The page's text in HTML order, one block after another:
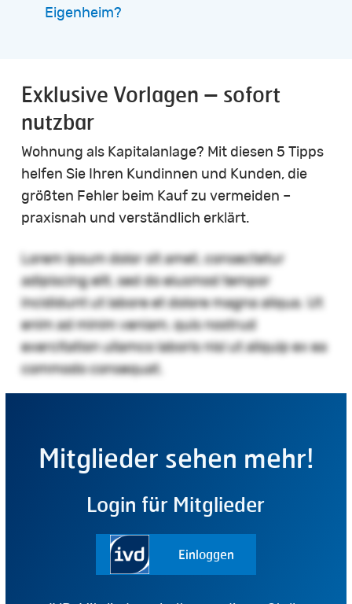
Eigenheim?
Exklusive Vorlagen – sofort
nutzbar
Wohnung als Kapitalanlage? Mit diesen 5 Tipps
helfen Sie Ihren Kundinnen und Kunden, die
größten Fehler beim Kauf zu vermeiden –
praxisnah und verständlich erklärt.
Lorem ipsum dolor sit amet, consectetur
adipiscing elit, sed do eiusmod tempor
incididunt ut labore et dolore magna aliqua. Ut
enim ad minim veniam, quis nostrud
exercitation ullamco laboris nisi ut aliquip ex ea
commodo consequat.
Mitglieder sehen mehr!
Login für Mitglieder
Einloggen